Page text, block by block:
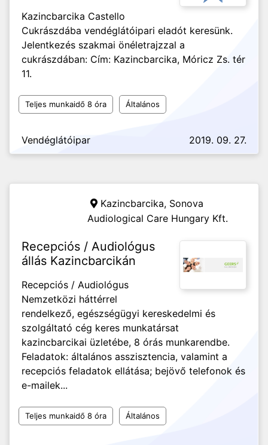
Kazincbarcika Castello
Cukrászdába vendéglátóipari eladót keresünk.
Jelentkezés szakmai önéletrajzzal a
cukrászdában: Cím: Kazincbarcika, Móricz Zs. tér
11.
Teljes munkaidő 8 óra Általános
Vendéglátóipar 2019. 09. 27.
Kazincbarcika, Sonova
Audiological Care Hungary Kft.
Recepciós / Audiológus
állás Kazincbarcikán
Recepciós / Audiológus
Nemzetközi háttérrel
rendelkező, egészségügyi kereskedelmi és
szolgáltató cég keres munkatársat
kazincbarcikai üzletébe, 8 órás munkarendbe.
Feladatok: általános asszisztencia, valamint a
recepciós feladatok ellátása; bejövő telefonok és
e-mailek...
Teljes munkaidő 8 óra Általános